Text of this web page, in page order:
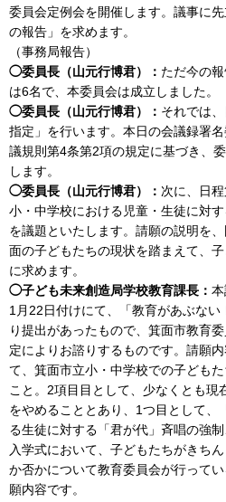
委員会定例会を開催します。議事に
の報告」を求めます。
（事務局報告）
◯委員長（山元行博君）： ただ今の
は6名で、本委員会は成立しました。
◯委員長（山元行博君）： それでは
指定」を行います。本日の会議録署
議規則第4条第2項の規定に基づき、
します。
◯委員長（山元行博君）： 次に、日
小・中学校における児童・生徒に対
を議題といたします。請願の説明を
面の子どもたちの現状を踏まえて、
に求めます。
◯子ども未来創造局学校教育課長：
1月22日付けにて、「教育があぶない
り提出があったもので、箕面市教育
定によりお諮りするものです。請願
て、箕面市立小・中学校での子ども
こと。2項目目として、少なくとも現
をやめることとあり、1つ目として、
る生徒に対する「君が代」斉唱の強
入学式において、子どもたちがきち
か否かについて教育委員会が行って
願内容です。